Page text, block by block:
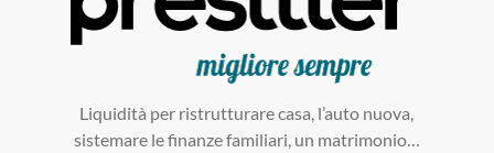
Liquidità per ristrutturare casa, l’auto nuova,
sistemare le finanze familiari, un matrimonio…